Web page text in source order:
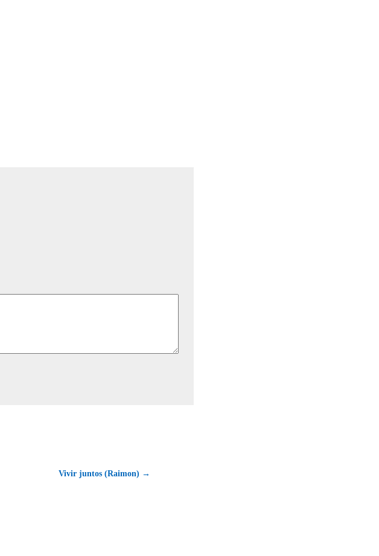
Vivir juntos (Raimon) →